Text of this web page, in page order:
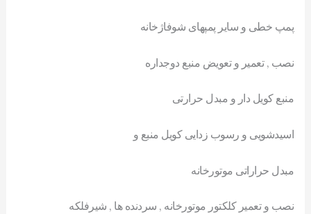
پمپ خطی و سایر پمپهای شوفاژخانه
نصب , تعمیر و تعویض منبع دوجداره
منبع کویل دار و مبدل حرارتی
اسیدشویی و رسوب زدایی کویل منبع و
مبدل حراراتی موتورخانه
نصب و تعمیر کلکتور موتورخانه , سردنده ها , شیرفلکه